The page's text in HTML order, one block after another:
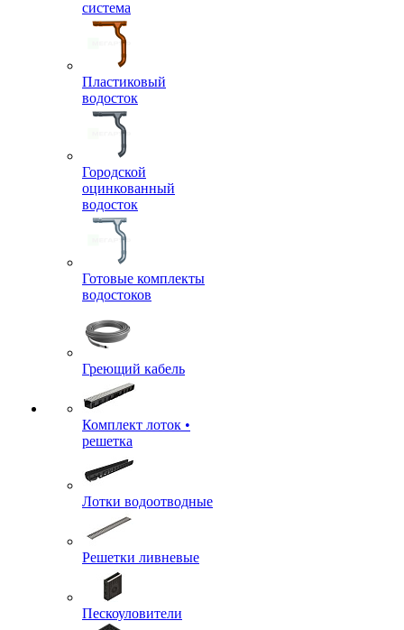
система
Пластиковый
водосток
Городской
оцинкованный
водосток
Готовые комплекты
водостоков
Греющий кабель
Комплект лоток •
решетка
Лотки водоотводные
Решетки ливневые
Пескоуловители